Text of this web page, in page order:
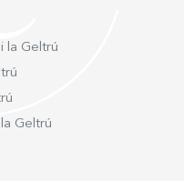
la Geltrú
Geltrú